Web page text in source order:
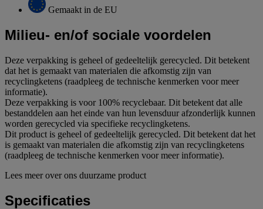
Gemaakt in de EU
Milieu- en/of sociale voordelen
Deze verpakking is geheel of gedeeltelijk gerecycled. Dit betekent
dat het is gemaakt van materialen die afkomstig zijn van
recyclingketens (raadpleeg de technische kenmerken voor meer
informatie).
Deze verpakking is voor 100% recyclebaar. Dit betekent dat alle
bestanddelen aan het einde van hun levensduur afzonderlijk kunnen
worden gerecycled via specifieke recyclingketens.
Dit product is geheel of gedeeltelijk gerecycled. Dit betekent dat het
is gemaakt van materialen die afkomstig zijn van recyclingketens
(raadpleeg de technische kenmerken voor meer informatie).
Lees meer over ons duurzame product
Specificaties